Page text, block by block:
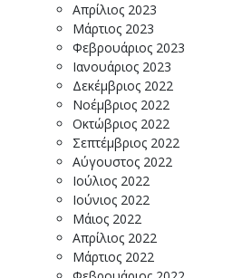
Απρίλιος 2023
Μάρτιος 2023
Φεβρουάριος 2023
Ιανουάριος 2023
Δεκέμβριος 2022
Νοέμβριος 2022
Οκτώβριος 2022
Σεπτέμβριος 2022
Αύγουστος 2022
Ιούλιος 2022
Ιούνιος 2022
Μάιος 2022
Απρίλιος 2022
Μάρτιος 2022